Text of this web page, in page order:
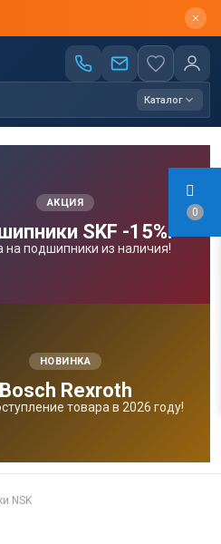
0
Каталог
АКЦИЯ
SKF -15%!
на подшипники из наличия!
НОВИНКА
Bosсh Rexroth
товара в 2026 году!
NSK